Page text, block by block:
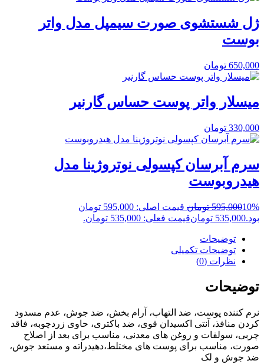
ژل شستشوی صورت سیمپل مدل واتر
بوست
650,000 تومان
میسلار واتر پوست حساس گارنیر
330,000 تومان
سرم آبرسان کپسولی نوتروژینا مدل
هیدروبوست
10%
595,000 تومان
قیمت اصلی: 595,000 تومان
بود.535,000 تومانقیمت فعلی: 535,000 تومان.
توضیحات
توضیحات تکمیلی
نظرات (0)
توضیحات
نرم کننده پوست، ضد التهاب، آرام بخش، ضد جوش، عدم مسدود
کردن منافذ، آنتی اکسیدان قوی، ضد باکتری، حاوی زردچوبه، فاقد
چربی، سولفات و روغن های معدنی، مناسب برای بعد از اصلاح
صورت، مناسب برای پوست های مختلط،دهیدراته و مستعد جوش،
ضد جوش و لک